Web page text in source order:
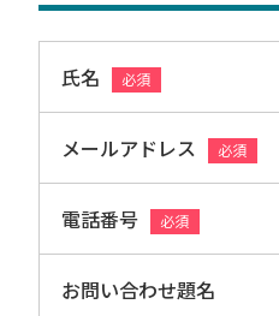
氏名 必須
メールアドレス 必須
電話番号 必須
お問い合わせ題名